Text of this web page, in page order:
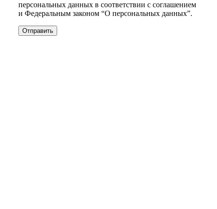
персональных данных в соответствии с соглашением
и Федеральным законом “О персональных данных”.